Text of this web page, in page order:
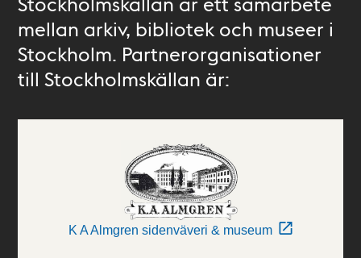
mellan arkiv, bibliotek och museer i
Stockholm. Partnerorganisationer
till Stockholmskällan är:
K A Almgren sidenväveri & museum